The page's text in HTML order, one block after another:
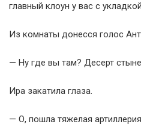
главный клоун у вас с
Из комнаты донесся голос
— Ну где вы там? Десерт
Ира закатила глаза.
— О, пошла тяжелая